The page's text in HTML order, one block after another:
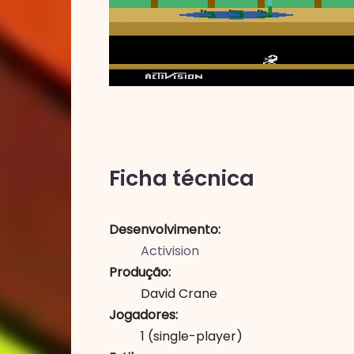
Ficha técnica
Desenvolvimento
Activision
Produção
David Crane
Jogadores
1 (single-player)